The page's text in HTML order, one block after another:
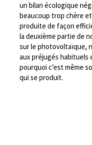
un bilan écologique
beaucoup trop chère
produite de façon
la deuxième partie de
sur le photovoltaïque,
aux préjugés habituels
pourquoi c’est même
qui se produit.